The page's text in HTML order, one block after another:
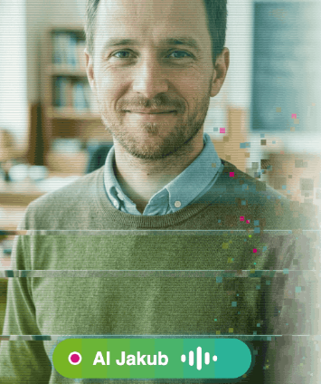
mzdu nebo odměnu požadovat. Pokud
zjistěte obvyklé odměňování v daném oboru a
,https://mujplat.cz/platy-v-cr/platometr#/
každoroční mzdové průzkumy pro různá
nebo například jazykové dovednosti,
práce po škole.
„Představuji si odměnu mezi 180 a 220 Kč
Působí to lépe než jediná pevně stanovená částka.